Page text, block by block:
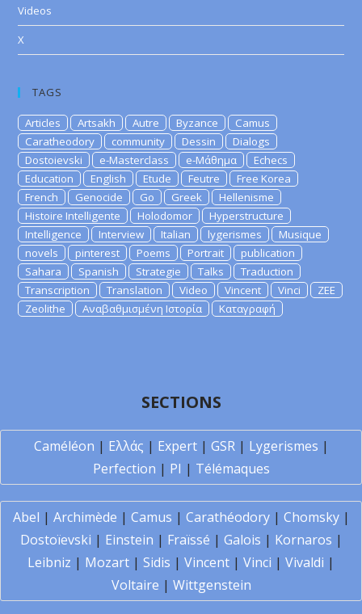
Videos
X
TAGS
Articles Artsakh Autre Byzance
Camus
Caratheodory
community Dessin
Dialogs
Dostoievski
e-Masterclass e-Μάθημα
Echecs
Education
English Etude Feutre
Free Korea
French
Genocide Go Greek
Hellenisme
Histoire Intelligente
Holodomor
Hyperstructure
Intelligence
Interview Italian lygerismes
Musique
novels
pinterest Poems Portrait
publication
Sahara
Spanish Strategie Talks
Traduction
Transcription
Translation Video Vincent Vinci
ZEE
Zeolithe
Αναβαθμισμένη Ιστορία Καταγραφή
SECTIONS
Caméléon | Ελλάς | Expert| GSR| Lygerismes |
Perfection | PI | Télémaques
Abel | Archimède | Camus | Carathéodory| Chomsky|
Dostoïevski | Einstein | Fraïssé | Galois | Kornaros |
Leibniz | Mozart | Sidis | Vincent | Vinci | Vivaldi |
Voltaire | Wittgenstein